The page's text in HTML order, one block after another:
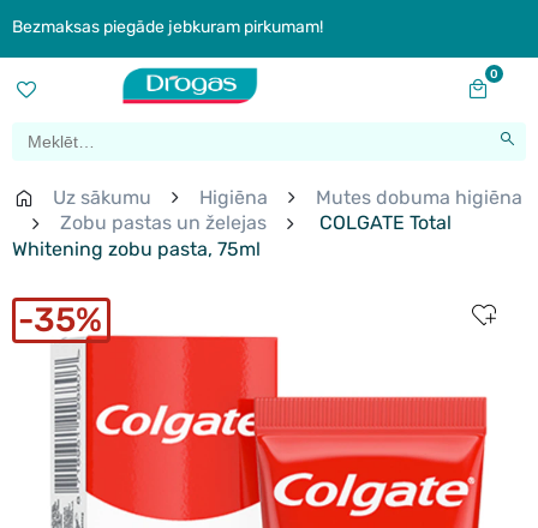
Bezmaksas piegāde jebkuram pirkumam!
0
Uz sākumu Higiēna
Mutes dobuma higiēna
Zobu pastas un želejas
COLGATE Total
Whitening zobu pasta, 75ml
35%